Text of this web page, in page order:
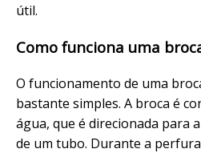
útil.
Como funciona uma
O funcionamento de uma
bastante simples. A broca é
água, que é direcionada para
de um tubo. Durante a